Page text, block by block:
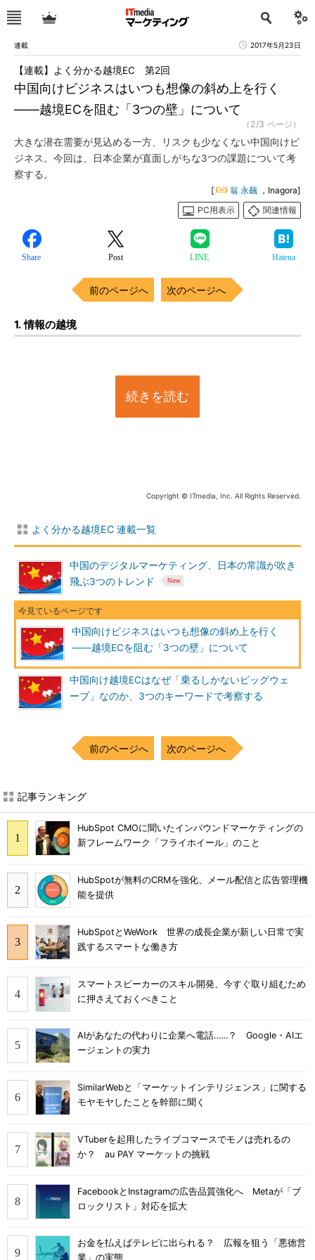
連載 2017年5月23日
中国向けビジネスはいつも想像の斜め上を行く
――越境ECを阻む「3つの壁」について
【連載】よく分かる越境EC 第2回
（2/3 ページ）
大きな潜在需要が見込める一方、リスクも少なくない中国向けビ
ジネス。今回は、日本企業が直面しがちな3つの課題について考
察する。
[ 翁 永飆 ，Inagora]
PC用表示
関連情報
Share Post LINE Hatena
前のページへ 次のページへ
1. 情報の越境
続きを読む
Copyright © ITmedia, Inc. All Rights Reserved.
よく分かる越境EC 連載一覧
中国のデジタルマーケティング、日本の常識が吹き
飛ぶ3つのトレンド
中国向けビジネスはいつも想像の斜め上を行く
――越境ECを阻む「3つの壁」について
中国向け越境ECはなぜ「乗るしかないビッグウェ
ーブ」なのか、3つのキーワードで考察する
前のページへ 次のページへ
記事ランキング
HubSpot CMOに聞いたインバウンドマーケティングの
新フレームワーク「フライホイール」のこと
HubSpotが無料のCRMを強化、メール配信と広告管理機
能を提供
HubSpotとWeWork 世界の成長企業が新しい日常で実
践するスマートな働き方
スマートスピーカーのスキル開発、今すぐ取り組むため
に押さえておくべきこと
AIがあなたの代わりに企業へ電話……？ Google・AIエ
ージェントの実力
SimilarWebと「マーケットインテリジェンス」に関する
モヤモヤしたことを幹部に聞く
VTuberを起用したライブコマースでモノは売れるの
か？ au PAY マーケットの挑戦
FacebookとInstagramの広告品質強化へ Metaが「ブ
ロックリスト」対応を拡大
お金を払えばテレビに出られる？ 広報を狙う「悪徳営
業」の実態